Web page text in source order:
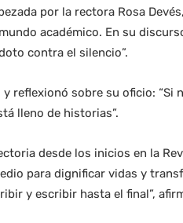
por la rectora Rosa
académico. En su
contra el silencio”.
reflexionó sobre su oficio: “Si
lleno de historias”.
desde los inicios en la
para dignificar vidas y
y escribir hasta el final”,